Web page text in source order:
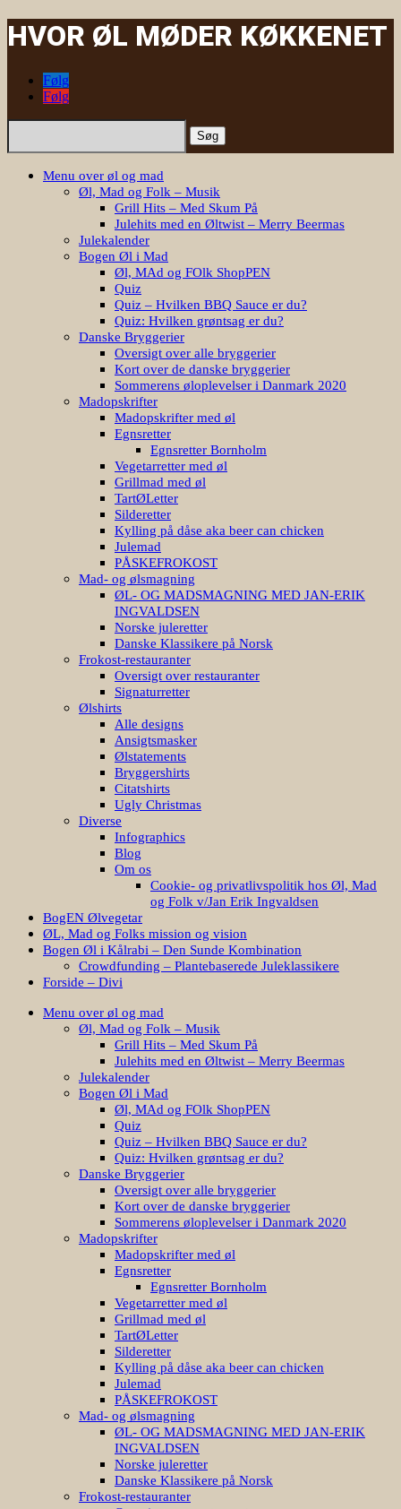
HVOR ØL MØDER KØKKENET
Følg
Følg
Søg
Menu over øl og mad
Øl, Mad og Folk – Musik
Grill Hits – Med Skum På
Julehits med en Øltwist – Merry Beermas
Julekalender
Bogen Øl i Mad
Øl, MAd og FOlk ShopPEN
Quiz
Quiz – Hvilken BBQ Sauce er du?
Quiz: Hvilken grøntsag er du?
Danske Bryggerier
Oversigt over alle bryggerier
Kort over de danske bryggerier
Sommerens øloplevelser i Danmark 2020
Madopskrifter
Madopskrifter med øl
Egnsretter
Egnsretter Bornholm
Vegetarretter med øl
Grillmad med øl
TartØLetter
Silderetter
Kylling på dåse aka beer can chicken
Julemad
PÅSKEFROKOST
Mad- og ølsmagning
ØL- OG MADSMAGNING MED JAN-ERIK
INGVALDSEN
Norske juleretter
Danske Klassikere på Norsk
Frokost-restauranter
Oversigt over restauranter
Signaturretter
Ølshirts
Alle designs
Ansigtsmasker
Ølstatements
Bryggershirts
Citatshirts
Ugly Christmas
Diverse
Infographics
Blog
Om os
Cookie- og privatlivspolitik hos Øl, Mad
og Folk v/Jan Erik Ingvaldsen
BogEN Ølvegetar
ØL, Mad og Folks mission og vision
Bogen Øl i Kålrabi – Den Sunde Kombination
Crowdfunding – Plantebaserede Juleklassikere
Forside – Divi
Menu over øl og mad
Øl, Mad og Folk – Musik
Grill Hits – Med Skum På
Julehits med en Øltwist – Merry Beermas
Julekalender
Bogen Øl i Mad
Øl, MAd og FOlk ShopPEN
Quiz
Quiz – Hvilken BBQ Sauce er du?
Quiz: Hvilken grøntsag er du?
Danske Bryggerier
Oversigt over alle bryggerier
Kort over de danske bryggerier
Sommerens øloplevelser i Danmark 2020
Madopskrifter
Madopskrifter med øl
Egnsretter
Egnsretter Bornholm
Vegetarretter med øl
Grillmad med øl
TartØLetter
Silderetter
Kylling på dåse aka beer can chicken
Julemad
PÅSKEFROKOST
Mad- og ølsmagning
ØL- OG MADSMAGNING MED JAN-ERIK
INGVALDSEN
Norske juleretter
Danske Klassikere på Norsk
Frokost-restauranter